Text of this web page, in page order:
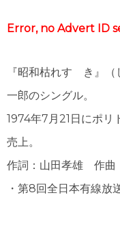
Error, no Advert ID
『昭和枯れすゝき』
一郎のシングル。
1974年7月21日にポリ
売上。
作詞：山田孝雄 作曲
・第8回全日本有線放
シングルTOP100
シングルTOP100